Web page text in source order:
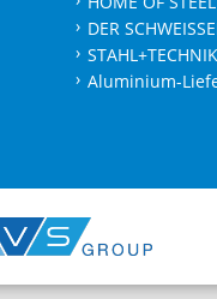
DER
STAHL+TECHNIK
Aluminium-